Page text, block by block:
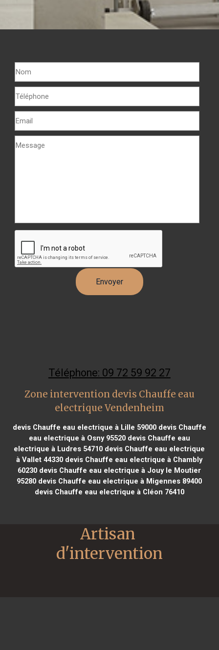
Téléphone: 09 72 59 92 27
Zone intervention devis Chauffe eau
electrique Vendenheim
devis Chauffe eau electrique à Lille 59000devis Chauffe
eau electrique à Osny 95520devis Chauffe eau
electrique à Ludres 54710 devis Chauffe eau electrique
à Vallet 44330 devis Chauffe eau electrique à Chambly
60230 devis Chauffe eau electrique à Jouy le Moutier
95280 devis Chauffe eau electrique à Migennes 89400
devis Chauffe eau electrique à Cléon 76410
Artisan
d'intervention